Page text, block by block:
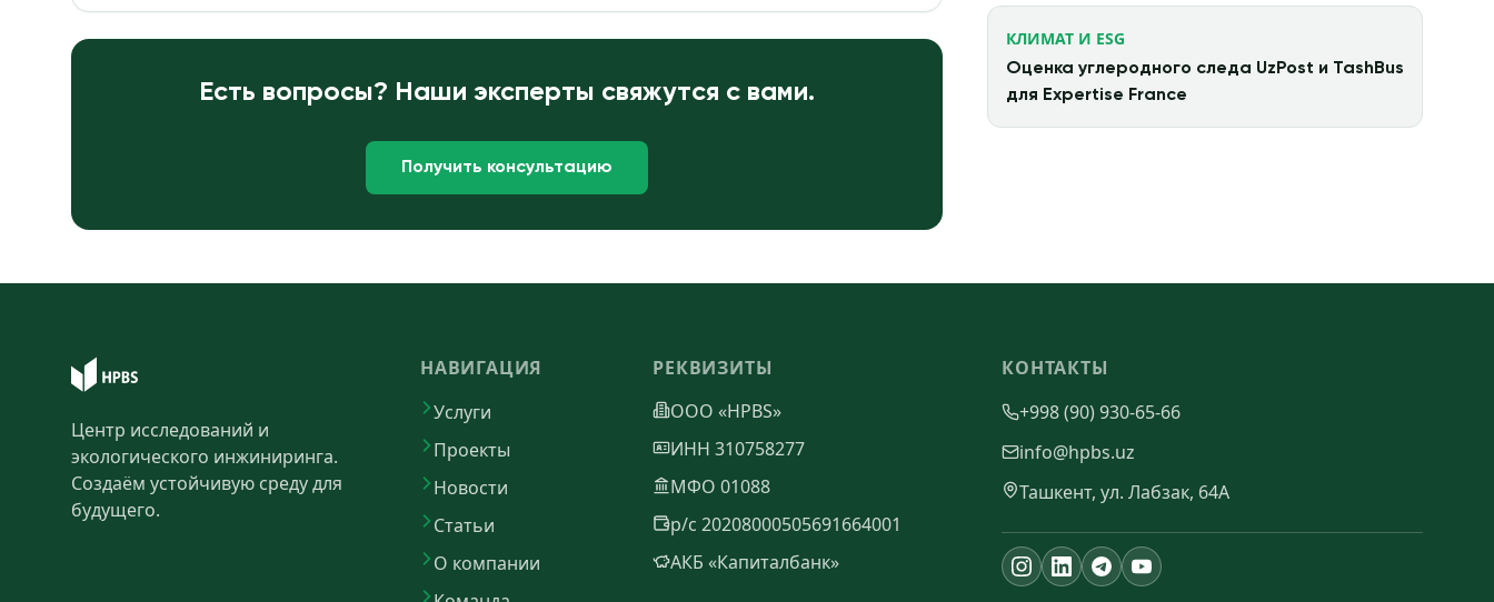
Есть вопросы? Наши эксперты свяжутся с вами.
Получить консультацию
КЛИМАТ И ESG
Оценка углеродного следа UzPost и TashBus
для Expertise France
Центр исследований и
экологического инжиниринга.
Создаём устойчивую среду для
будущего.
НАВИГАЦИЯ
Услуги
Проекты
Новости
Статьи
О компании
РЕКВИЗИТЫ
ООО «HPBS»
ИНН 310758277
МФО 01088
р/с 20208000505691664001
АКБ «Капиталбанк»
КОНТАКТЫ
+998 (90) 930-65-66
info@hpbs.uz
Ташкент, ул. Лабзак, 64А